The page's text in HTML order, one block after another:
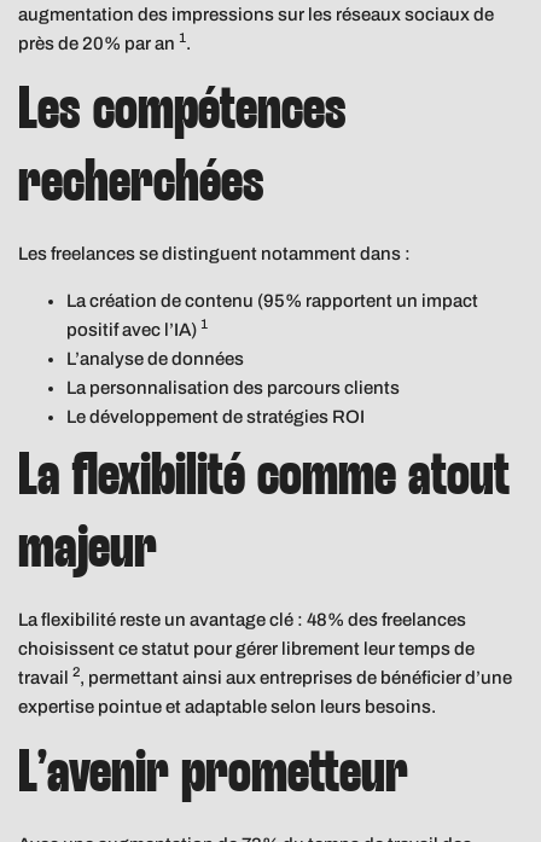
augmentation des impressions sur les réseaux sociaux de
près de 20% par an 1 .
Les compétences
recherchées
Les freelances se distinguent notamment dans :
La création de contenu (95% rapportent un impact
positif avec l’IA) 1
L’analyse de données
La personnalisation des parcours clients
Le développement de stratégies ROI
La flexibilité comme atout
majeur
La flexibilité reste un avantage clé : 48% des freelances
choisissent ce statut pour gérer librement leur temps de
travail 2, permettant ainsi aux entreprises de bénéficier d’une
expertise pointue et adaptable selon leurs besoins.
L’avenir prometteur